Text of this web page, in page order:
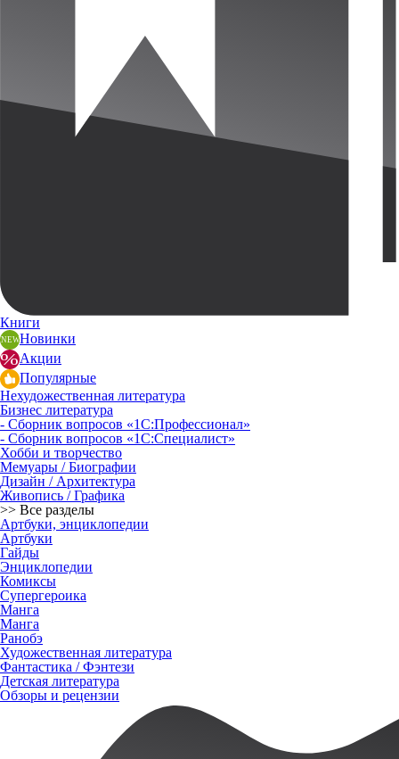
Книги
Новинки
Акции
Популярные
Нехудожественная литература
Бизнес литература
- Сборник вопросов «1С:Профессионал»
- Сборник вопросов «1С:Специалист»
Хобби и творчество
Мемуары / Биографии
Дизайн / Архитектура
Живопись / Графика
>> Все разделы
Артбуки, энциклопедии
Артбуки
Гайды
Энциклопедии
Комиксы
Супергероика
Манга
Манга
Ранобэ
Художественная литература
Фантастика / Фэнтези
Детская литература
Обзоры и рецензии